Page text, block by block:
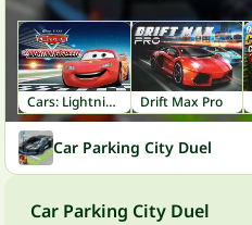
Cars: Lightning Speed Drift Max Pro
Car Parking City Duel
Car Parking City Duel